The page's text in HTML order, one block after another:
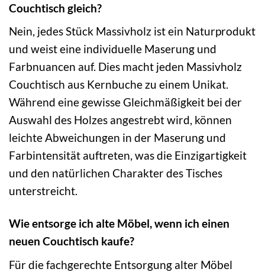
Couchtisch gleich?
Nein, jedes Stück Massivholz ist ein Naturprodukt
und weist eine individuelle Maserung und
Farbnuancen auf. Dies macht jeden Massivholz
Couchtisch aus Kernbuche zu einem Unikat.
Während eine gewisse Gleichmäßigkeit bei der
Auswahl des Holzes angestrebt wird, können
leichte Abweichungen in der Maserung und
Farbintensität auftreten, was die Einzigartigkeit
und den natürlichen Charakter des Tisches
unterstreicht.
Wie entsorge ich alte Möbel, wenn ich einen
neuen Couchtisch kaufe?
Für die fachgerechte Entsorgung alter Möbel